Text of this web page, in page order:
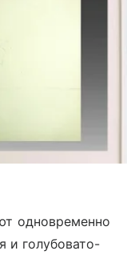
одновременно
и голубовато-